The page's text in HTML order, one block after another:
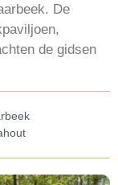
De
de gidsen